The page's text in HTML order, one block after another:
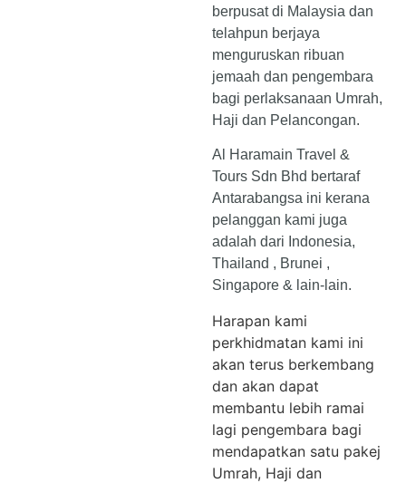
berpusat di Malaysia dan
telahpun berjaya
menguruskan ribuan
jemaah dan pengembara
bagi perlaksanaan Umrah,
Haji dan Pelancongan.
Al Haramain Travel &
Tours Sdn Bhd bertaraf
Antarabangsa ini kerana
pelanggan kami juga
adalah dari Indonesia,
Thailand , Brunei ,
Singapore & lain-lain.
Harapan kami
perkhidmatan kami ini
akan terus berkembang
dan akan dapat
membantu lebih ramai
lagi pengembara bagi
mendapatkan satu pakej
Umrah, Haji dan